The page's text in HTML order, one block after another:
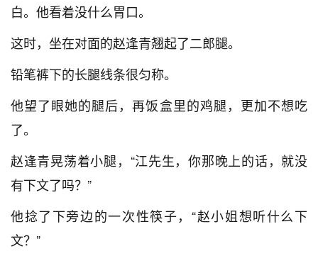
白。他看着没什么胃口。
这时，坐在对面的赵逢青翘起了二郎腿。
铅笔裤下的长腿线条很匀称。
他望了眼她的腿后，再饭盒里的鸡腿，更加不想吃
了。
赵逢青晃荡着小腿，“江先生，你那晚上的话，就没
有下文了吗？”
他捻了下旁边的一次性筷子，“赵小姐想听什么下
文？”